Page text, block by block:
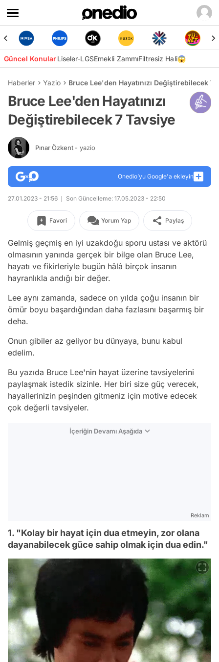
Güncel KonularLiseler-LGSEmekli ZammıFiltresiz Hali😱
Haberler Yazio Bruce Lee'den Hayatınızı Değiştirebilecek 7
Bruce Lee'den Hayatınızı
Değiştirebilecek 7 Tavsiye
Pınar Özkent - yazio
Onedio’yu Google'a ekleyin
27.01.2023 - 21:56 Son Güncelleme: 17.05.2023 - 22:50
Favori Yorum Yap Paylaş
Gelmiş geçmiş en iyi uzakdoğu sporu ustası ve aktörü
olmasının yanında gerçek bir bilge olan Bruce Lee,
hayatı ve fikirleriyle bugün hâlâ birçok insanın
hayranlıkla andığı bir değer.
Lee aynı zamanda, sadece on yılda çoğu insanın bir
ömür boyu başardığından daha fazlasını başarmış bir
deha.
Onun gibiler az geliyor bu dünyaya, bunu kabul
edelim.
Bu yazıda Bruce Lee'nin hayat üzerine tavsiyelerini
paylaşmak istedik sizinle. Her biri size güç verecek,
hayallerinizin peşinden gitmeniz için motive edecek
çok değerli tavsiyeler.
İçeriğin Devamı Aşağıda
Reklam
1. "Kolay bir hayat için dua etmeyin, zor olana
dayanabilecek güce sahip olmak için dua edin."